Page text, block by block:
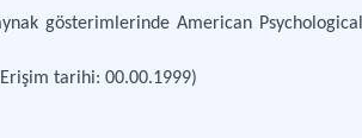
gösterimlerinde American
tarihi: 00.00.1999)